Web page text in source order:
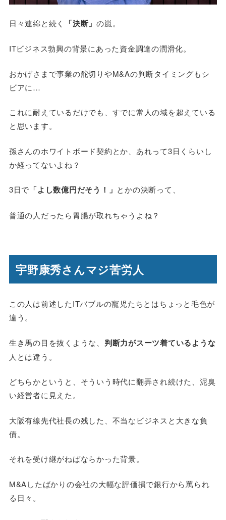
日々連綿と続く 「決断」の嵐。
ITビジネス勃興の背景にあった資金調達の潤滑化。
おかげさまで事業の舵切りやM&Aの判断タイミングもシ
ビアに…
これに耐えているだけでも、すでに常人の域を超えている
と思います。
孫さんのホワイトボード契約とか、あれって3日くらいし
か経ってないよね？
3日で 「よし数億円だそう！」 とかの決断って、
普通の人だったら胃腸が取れちゃうよね？
宇野康秀さんマジ苦労人
この人は前述したITバブルの寵児たちとはちょっと毛色が
違う。
生き馬の目を抜くような、 判断力がスーツ着ているような
人とは違う。
どちらかというと、そういう時代に翻弄され続けた、泥臭
い経営者に見えた。
大阪有線先代社長の残した、不当なビジネスと大きな負
債。
それを受け継がねばならかった背景。
M&Aしたばかりの会社の大幅な評価損で銀行から罵られ
る日々。